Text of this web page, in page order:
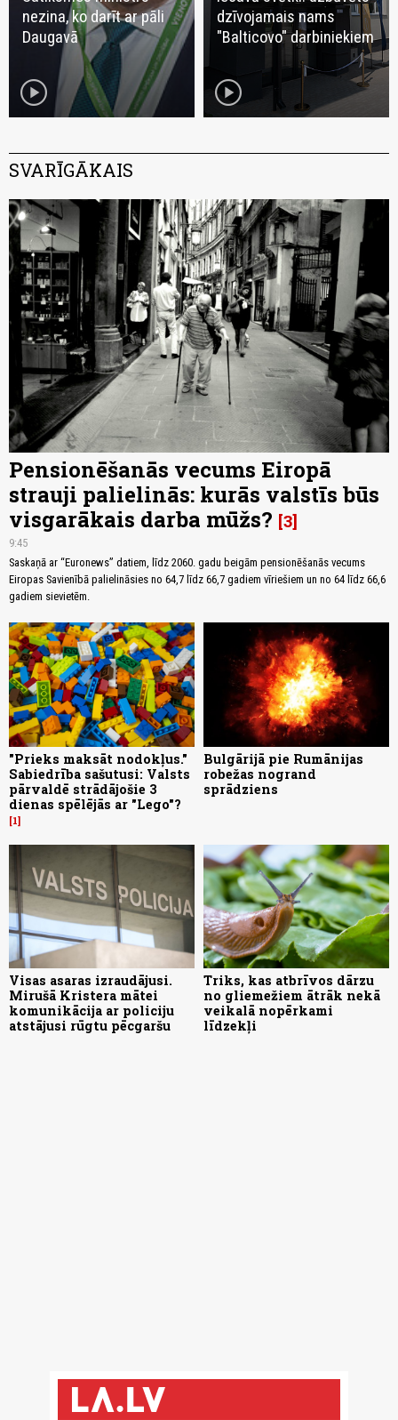
nezina, ko darīt ar pāli
Daugavā
play_circle
dzīvojamais nams
"Balticovo" darbiniekiem
play_circle
SVARĪGĀKAIS
Pensionēšanās vecums Eiropā
strauji palielinās: kurās valstīs būs
visgarākais darba mūžs? 3
9:45
Saskaņā ar “Euronews” datiem, līdz 2060. gadu beigām pensionēšanās vecums
Eiropas Savienībā palielināsies no 64,7 līdz 66,7 gadiem vīriešiem un no 64 līdz 66,6
gadiem sievietēm.
"Prieks maksāt nodokļus."
Sabiedrība sašutusi: Valsts
pārvaldē strādājošie 3
dienas spēlējās ar "Lego"?
1
Bulgārijā pie Rumānijas
robežas nogrand
sprādziens
Visas asaras izraudājusi.
Mirušā Kristera mātei
komunikācija ar policiju
atstājusi rūgtu pēcgaršu
Triks, kas atbrīvos dārzu
no gliemežiem ātrāk nekā
veikalā nopērkami
līdzekļi